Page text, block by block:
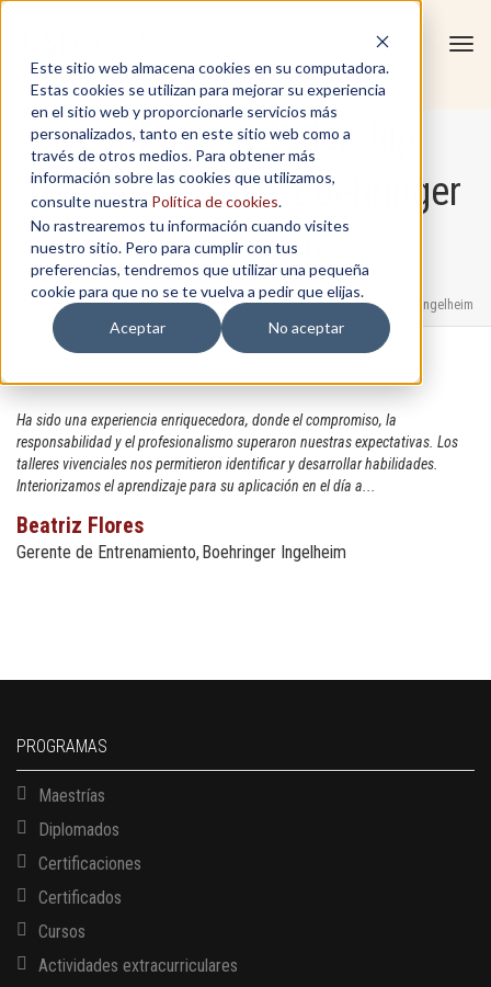
Este sitio web almacena cookies en su computadora.
Estas cookies se utilizan para mejorar su experiencia
en el sitio web y proporcionarle servicios más
personalizados, tanto en este sitio web como a
través de otros medios. Para obtener más
información sobre las cookies que utilizamos,
consulte nuestra Política de cookies.
No rastrearemos tu información cuando visites
nuestro sitio. Pero para cumplir con tus
preferencias, tendremos que utilizar una pequeña
cookie para que no se te vuelva a pedir que elijas.
Aceptar
No aceptar
Our Focus Leadership
(Ecuador-Perú) - Boehringer
Ingelheim
In-Company / Our Focus Leadership (Ecuador-Perú) - Boehringer Ingelheim
Ha sido una experiencia enriquecedora, donde el compromiso, la
responsabilidad y el profesionalismo superaron nuestras expectativas. Los
talleres vivenciales nos permitieron identificar y desarrollar habilidades.
Interiorizamos el aprendizaje para su aplicación en el día a...
Beatriz Flores
Gerente de Entrenamiento Boehringer Ingelheim
PROGRAMAS
Maestrías
Diplomados
Certificaciones
Certificados
Cursos
Actividades extracurriculares